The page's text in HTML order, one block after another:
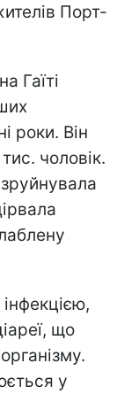
Порт-
Гаїті
роки. Він
чоловік.
що
у